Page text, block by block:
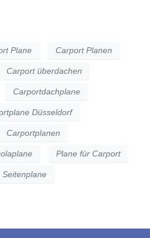
Plane Carport Planen
Carport überdachen
Carportdachplane
Düsseldorf
Carportplanen
Plane für Carport
Seitenplane